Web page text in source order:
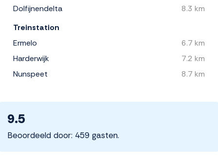
Dolfijnendelta
8.3 km
Treinstation
Ermelo
6.7 km
Harderwijk
7.2 km
Nunspeet
8.7 km
9.5
Beoordeeld door: 459 gasten.